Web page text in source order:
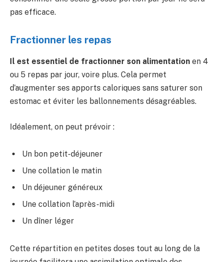
pas efficace.
Fractionner les repas
Il est essentiel de fractionner son alimentation en 4
ou 5 repas par jour, voire plus. Cela permet
d’augmenter ses apports caloriques sans saturer son
estomac et éviter les ballonnements désagréables.
Idéalement, on peut prévoir :
Un bon petit-déjeuner
Une collation le matin
Un déjeuner généreux
Une collation l’après-midi
Un dîner léger
Cette répartition en petites doses tout au long de la